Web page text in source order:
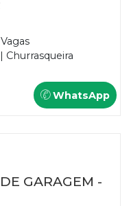
Churrasqueira
WhatsApp
GARAGEM -